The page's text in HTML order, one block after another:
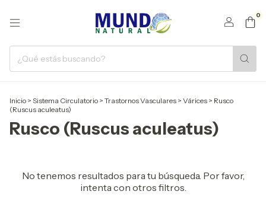
0
Inicio > Sistema Circulatorio > Trastornos Vasculares > Várices > Rusco
(Ruscus aculeatus)
Rusco (Ruscus aculeatus)
No tenemos resultados para tu búsqueda. Por favor,
intenta con otros filtros.